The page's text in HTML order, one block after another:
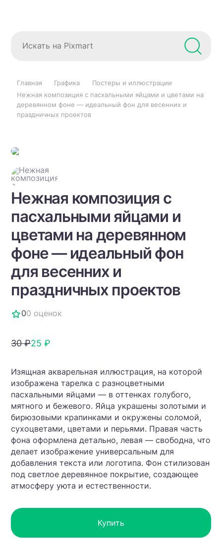
Главная Графика
Постеры и иллюстрации
Нежная композиция с пасхальными яйцами и цветами на
деревянном фоне — идеальный фон для весенних и
праздничных проектов
Нежная композиция с
пасхальными яйцами и
цветами на деревянном
фоне — идеальный фон
для весенних и
праздничных проектов
00 оценок
30 ₽25 ₽
Изящная акварельная иллюстрация, на которой
изображена тарелка с разноцветными
пасхальными яйцами — в оттенках голубого,
мятного и бежевого. Яйца украшены золотыми и
бирюзовыми крапинками и окружены соломой,
сухоцветами, цветами и перьями. Правая часть
фона оформлена детально, левая — свободна, что
делает изображение универсальным для
добавления текста или логотипа. Фон стилизован
под светлое деревянное покрытие, создающее
атмосферу уюта и естественности.
Купить